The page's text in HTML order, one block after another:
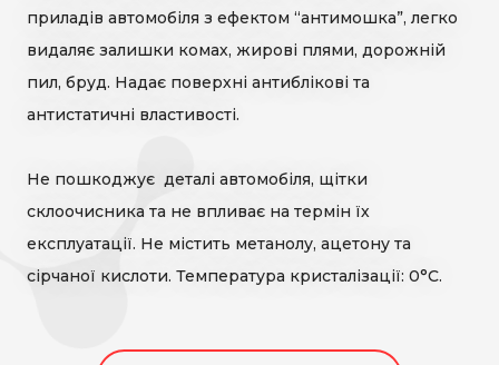
ЗАМОВЛЯЙ
НАШУ ПРОДУКЦІЮ
СТВОРЮЙ
PRIVATE LABEL
Мийні засоби з дезінфікуючим ефектом
Автохімія та Автокосметика
приладів автомобіля з ефектом “антимошка”, легко
видаляє залишки комах, жирові плями, дорожній
пил, бруд. Надає поверхні антиблікові та
антистатичні властивості.
Не пошкоджує деталі автомобіля, щітки
склоочисника та не впливає на термін їх
експлуатації. Не містить метанолу, ацетону та
сірчаної кислоти. Температура кристалізації: 0°С.